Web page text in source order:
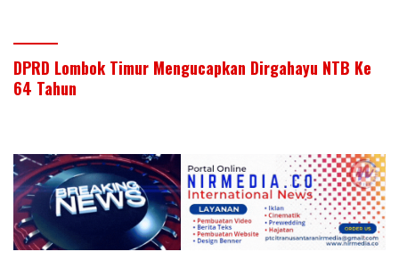
DPRD Lombok Timur Mengucapkan Dirgahayu NTB Ke
64 Tahun